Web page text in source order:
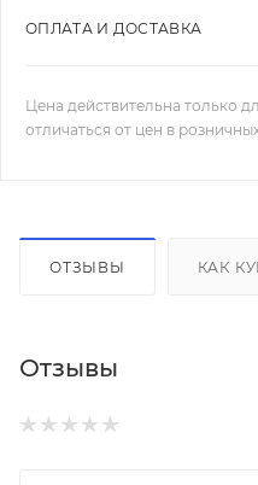
ОПЛАТА И ДОСТАВКА
Цена действительна только
отличаться от цен в
ОТЗЫВЫ КАК
Отзывы